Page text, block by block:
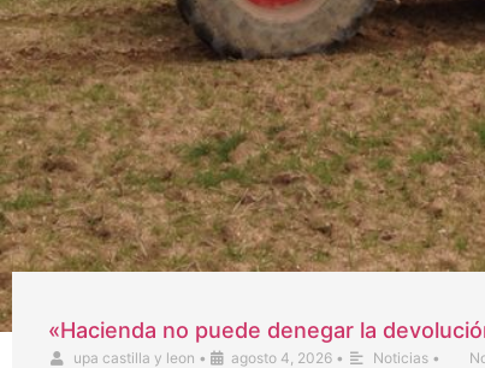
«Hacienda no puede denegar la
upa castilla y leon • agosto 4, 2026 • Noticias •